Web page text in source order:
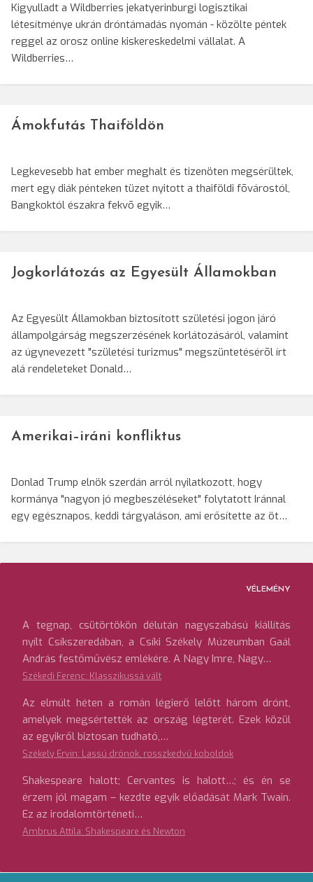
Kigyulladt a Wildberries jekatyerinburgi logisztikai
létesítménye ukrán dróntámadás nyomán - közölte péntek
reggel az orosz online kiskereskedelmi vállalat. A
Wildberries…
Ámokfutás Thaiföldön
Legkevesebb hat ember meghalt és tizenöten megsérültek,
mert egy diák pénteken tüzet nyitott a thaiföldi fõvárostól,
Bangkoktól északra fekvõ egyik…
Jogkorlátozás az Egyesült Államokban
Az Egyesült Államokban biztosított születési jogon járó
állampolgárság megszerzésének korlátozásáról, valamint
az úgynevezett "születési turizmus" megszüntetésérõl írt
alá rendeleteket Donald…
Amerikai–iráni konfliktus
Donlad Trump elnök szerdán arról nyilatkozott, hogy
kormánya "nagyon jó megbeszéléseket" folytatott Iránnal
egy egésznapos, keddi tárgyaláson, ami erősítette az öt…
VÉLEMÉNY
A tegnap, csütörtökön délután nagyszabású kiállítás
nyílt Csíkszeredában, a Csíki Székely Múzeumban Gaál
András festőművész emlékére. A Nagy Imre, Nagy…
Székedi Ferenc: Klasszikussá vált
Az elmúlt héten a román légierő lelőtt három drónt,
amelyek megsértették az ország légterét. Ezek közül
az egyikről biztosan tudható,…
Székely Ervin: Lassú drónok, rosszkedvű koboldok
Shakespeare halott; Cervantes is halott…; és én se
érzem jól magam – kezdte egyik előadását Mark Twain.
Ez az irodalomtörténeti…
Ambrus Attila: Shakespeare és Newton